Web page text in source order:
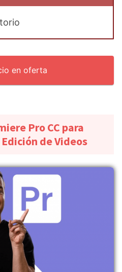
en oferta
Pro CC para
de Videos